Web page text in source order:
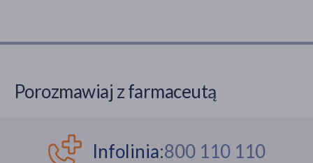
Porozmawiaj z farmaceutą
Infolinia:800 110 110